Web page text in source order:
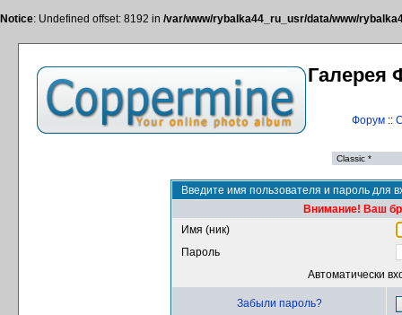
Notice: Undefined offset: 8192 in /var/www/rybalka44_ru_usr/data/www/
Галерея
Форум::
Введите имя пользователя и пароль для
Внимание! Ваш
Имя (ник)
Пароль
Автоматически
Забыли пароль?